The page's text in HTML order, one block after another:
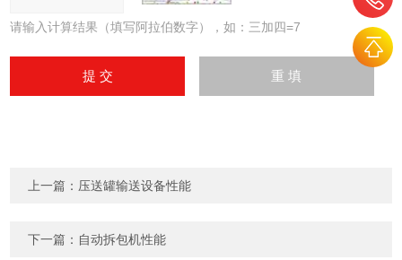
请输入计算结果（填写阿拉伯数字），如：三加四=7
上一篇： 压送罐输送设备性能
下一篇： 自动拆包机性能